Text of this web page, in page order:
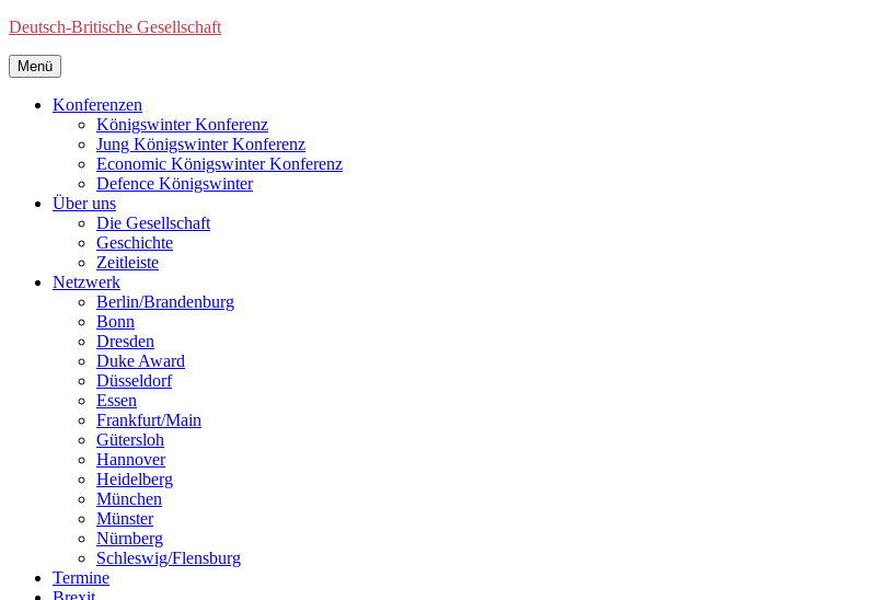
Deutsch-Britische Gesellschaft
Menü
Konferenzen
Königswinter Konferenz
Jung Königswinter Konferenz
Economic Königswinter Konferenz
Defence Königswinter
Über uns
Die Gesellschaft
Geschichte
Zeitleiste
Netzwerk
Berlin/Brandenburg
Bonn
Dresden
Duke Award
Düsseldorf
Essen
Frankfurt/Main
Gütersloh
Hannover
Heidelberg
München
Münster
Nürnberg
Schleswig/Flensburg
Termine